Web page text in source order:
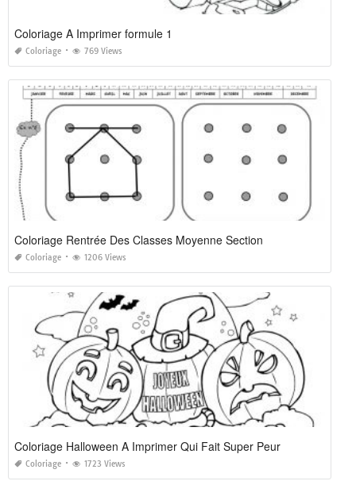
Coloriage A Imprimer formule 1
Coloriage 769 Views
Coloriage Rentrée Des Classes Moyenne Section
Coloriage 1206 Views
Coloriage Halloween A Imprimer Qui Fait Super Peur
Coloriage 1723 Views